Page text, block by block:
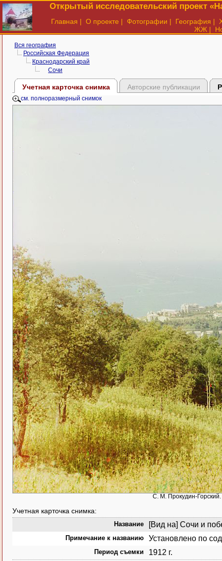
Открытый исследовательский проект
Главная | О проекте | Фотографии | География |
ЖЖ |
Вся география
Российская Федерация
Краснодарский край
Сочи
Учетная карточка снимка Авторские публикации
см. полноразмерный снимок
С. М. Прокудин-
Учетная карточка снимка:
Название [Вид на] Сочи и
Примечание к названию Установлено по
Период съемки 1912 г.